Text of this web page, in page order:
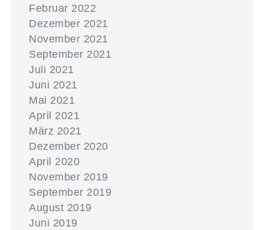
Februar 2022
Dezember 2021
November 2021
September 2021
Juli 2021
Juni 2021
Mai 2021
April 2021
März 2021
Dezember 2020
April 2020
November 2019
September 2019
August 2019
Juni 2019